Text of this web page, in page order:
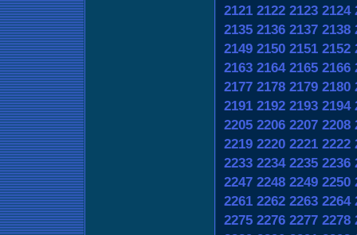
2121 2122 2123 2124
2135 2136 2137 2138
2149 2150 2151 2152
2163 2164 2165 2166
2177 2178 2179 2180
2191 2192 2193 2194
2205 2206 2207 2208
2219 2220 2221 2222
2233 2234 2235 2236
2247 2248 2249 2250
2261 2262 2263 2264
2275 2276 2277 2278